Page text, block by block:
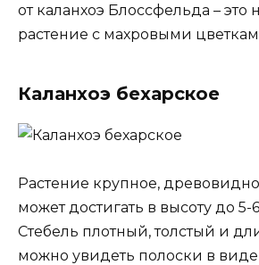
от каланхоэ Блоссфельда – это
растение с махровыми
Каланхоэ бехарское
Растение крупное,
может достигать в высоту до 5-
Стебель плотный, толстый и
можно увидеть полоски в виде